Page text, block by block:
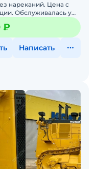
нареканий. Цена с
Обслуживалась у
₽
Написать